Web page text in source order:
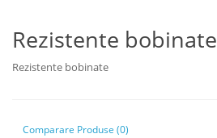
Rezistente bobinate
Rezistente bobinate
Comparare Produse (0)